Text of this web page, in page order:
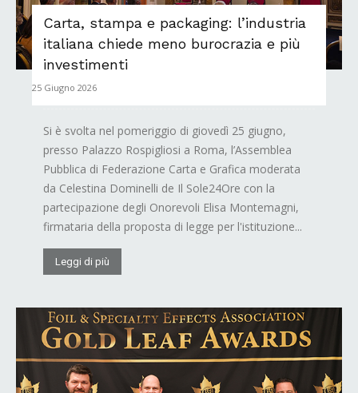
Carta, stampa e packaging: l’industria
italiana chiede meno burocrazia e più
investimenti
25 Giugno 2026
Si è svolta nel pomeriggio di giovedì 25 giugno,
presso Palazzo Rospigliosi a Roma, l’Assemblea
Pubblica di Federazione Carta e Grafica moderata
da Celestina Dominelli de Il Sole24Ore con la
partecipazione degli Onorevoli Elisa Montemagni,
firmataria della proposta di legge per l'istituzione...
Leggi di più